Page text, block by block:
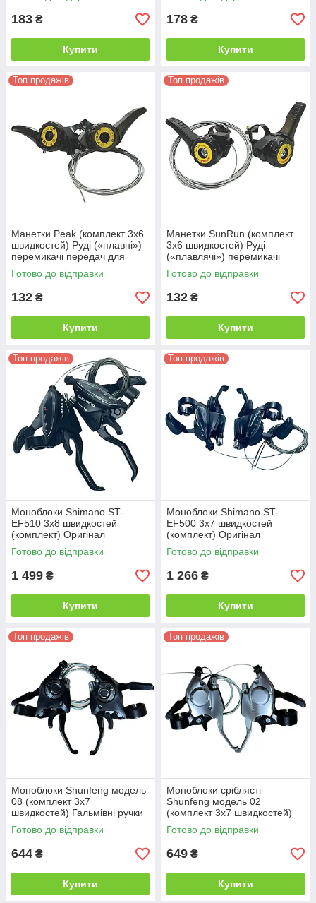
183 ₴
Купити
178 ₴
Купити
Топ продажів
Манетки Peak (комплект 3х6
швидкостей) Руді («плавні»)
перемикачі передач для
велосипеда, 18 швидкостей
Готово до відправки
132 ₴
Купити
Топ продажів
Манетки SunRun (комплект
3х6 швидкостей) Руді
(«плавлячі») перемикачі
передач для велосипеда, 18
швидкостей
Готово до відправки
132 ₴
Купити
Топ продажів
Моноблоки Shimano ST-
EF510 3х8 швидкостей
(комплект) Оригінал
(Малайзія), гальмівні ручки та
перемикачі для велосипеда,
Готово до відправки
1 499 ₴
Купити
Топ продажів
Моноблоки Shimano ST-
EF500 3х7 швидкостей
(комплект) Оригінал
(Малайзія), гальмівні ручки з
перемикачами, 21 швидкість
Готово до відправки
1 266 ₴
Купити
Топ продажів
Моноблоки Shunfeng модель
08 (комплект 3х7
швидкостей) Гальмівні ручки
з перемикачами для
велосипеда, 21 швидкість
Готово до відправки
644 ₴
Купити
Топ продажів
Моноблоки сріблясті
Shunfeng модель 02
(комплект 3х7 швидкостей)
Гальмівні ручки з
перемикачами для
Готово до відправки
649 ₴
Купити